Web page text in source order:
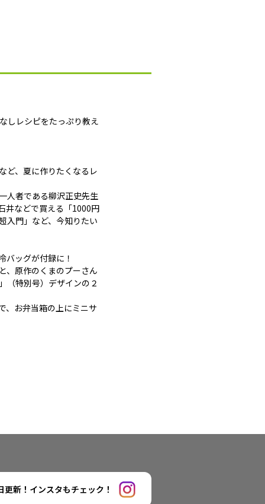
しレシピをたっぷり教え
ど、夏に作りたくなるレ
人者である柳沢正史先生
井などで買える「1000円
入門」など、今知りたい
バッグが付録に！
、原作のくまのプーさん
（特別号）デザインの２
、お弁当箱の上にミニサ
更新！インスタもチェック！